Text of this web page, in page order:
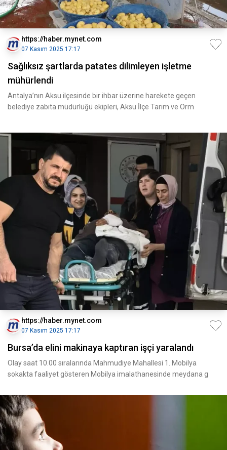
https://haber.mynet.com
07 Kasım 2025 17:17
Sağlıksız şartlarda patates dilimleyen işletme
mühürlendi
Antalya’nın Aksu ilçesinde bir ihbar üzerine harekete geçen
belediye zabıta müdürlüğü ekipleri, Aksu İlçe Tarım ve Orm
https://haber.mynet.com
07 Kasım 2025 17:17
Bursa’da elini makinaya kaptıran işçi yaralandı
Olay saat 10.00 sıralarında Mahmudiye Mahallesi 1. Mobilya
sokakta faaliyet gösteren Mobilya imalathanesinde meydana g